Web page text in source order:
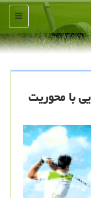
منو
با محوریت